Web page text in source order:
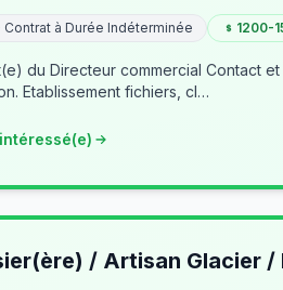
Contrat à Durée Indéterminée 1200-
du Directeur commercial Contact
Etablissement fichiers, cl…
/ Artisan Glacier